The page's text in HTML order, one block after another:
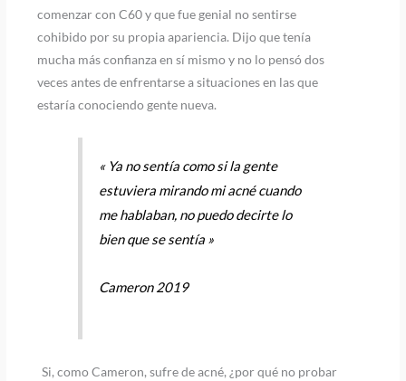
comenzar con C60 y que fue genial no sentirse
cohibido por su propia apariencia. Dijo que tenía
mucha más confianza en sí mismo y no lo pensó dos
veces antes de enfrentarse a situaciones en las que
estaría conociendo gente nueva.
« Ya no sentía como si la gente
estuviera mirando mi acné cuando
me hablaban, no puedo decirte lo
bien que se sentía »
Cameron 2019
Si, como Cameron, sufre de acné, ¿por qué no probar